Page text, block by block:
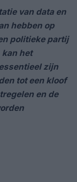
van data en
hebben op
politieke partij
kan het
zijn
tot een kloof
en de